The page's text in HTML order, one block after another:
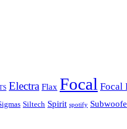
Electra Flax Focal Focal
Siltech Spirit spotify